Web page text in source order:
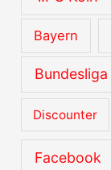
e
Bayern
Bundesliga
Discounter
Facebook